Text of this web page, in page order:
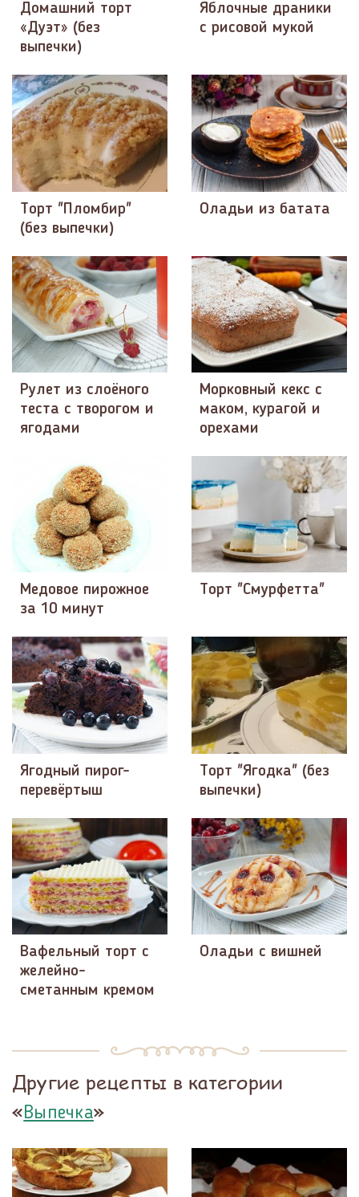
Домашний торт
«Дуэт» (без
выпечки)
Яблочные драники
с рисовой мукой
Торт "Пломбир"
(без выпечки)
Оладьи из батата
Рулет из слоёного
теста с творогом и
ягодами
Морковный кекс с
маком, курагой и
орехами
Медовое пирожное
за 10 минут
Торт "Смурфетта"
Ягодный пирог-
перевёртыш
Торт "Ягодка" (без
выпечки)
Вафельный торт с
желейно-
сметанным кремом
Оладьи с вишней
Другие рецепты в категории
«Выпечка»